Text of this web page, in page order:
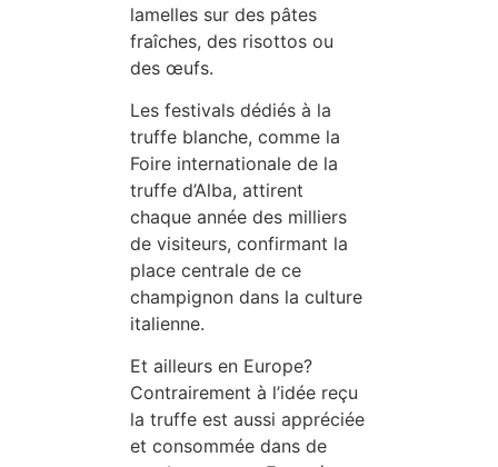
lamelles sur des pâtes
fraîches, des risottos ou
des œufs.
Les festivals dédiés à la
truffe blanche, comme la
Foire internationale de la
truffe d’Alba, attirent
chaque année des milliers
de visiteurs, confirmant la
place centrale de ce
champignon dans la culture
italienne.
Et ailleurs en Europe?
Contrairement à l’idée reçu
la truffe est aussi appréciée
et consommée dans de